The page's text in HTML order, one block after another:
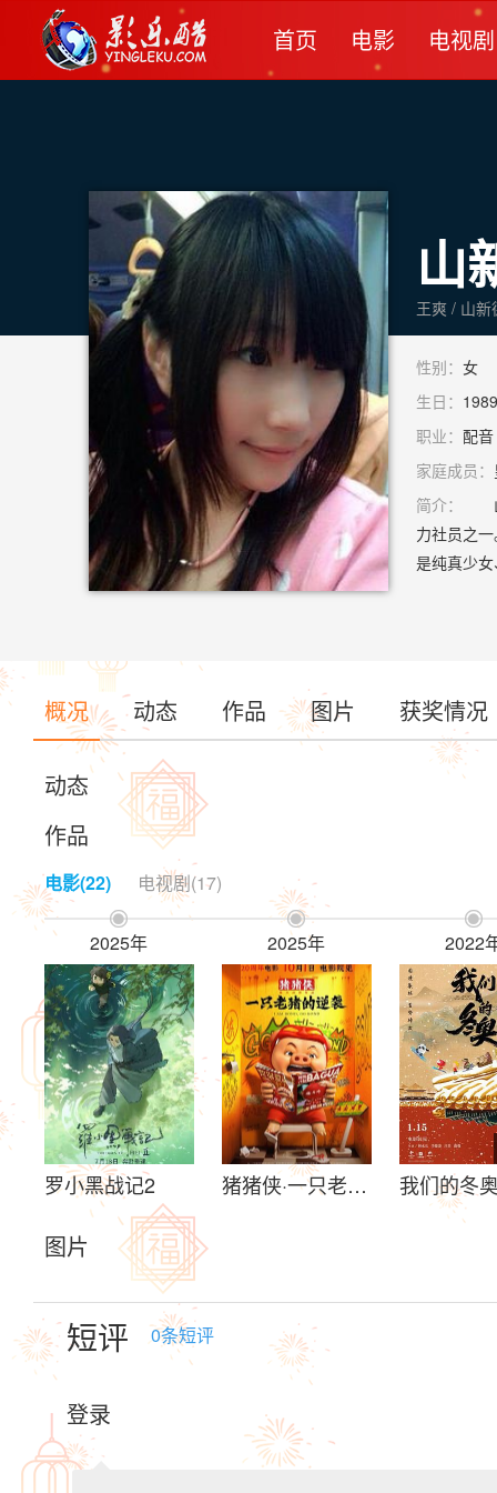
首页 电影 电视剧
山
性别： 女
生日：
职业： 配
家庭成员：
简介：
山
力社员之
是纯真少
概况 动态 作品 图片 获奖情况
动态
作品
电影(22) 电视剧(17)

2025年
罗小黑战记2

2025年
猪猪侠·一只老猪的逆袭

2022
我们的冬
图片
短评 0条短评
登录